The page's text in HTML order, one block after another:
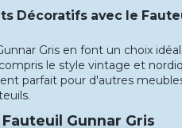
Décoratifs avec le
Gris en font un choix
le style vintage et
parfait pour d'autres
Gunnar Gris